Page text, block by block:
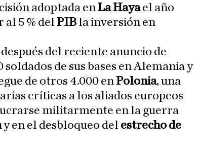
adoptada enLa Hayael año
al 5 % del PIB la inversión en
del reciente anuncio de
de sus bases en Alemania y
de otros 4.000 enPolonia, una
críticas a los aliados europeos
militarmente en la guerra
y en el desbloqueo del estrecho de